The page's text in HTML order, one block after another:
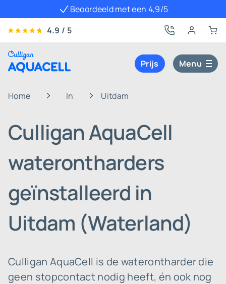
Beoordeeld met een 4,9/5
4.9 / 5
Prijs Menu
Home In Uitdam
Culligan AquaCell
waterontharders
geïnstalleerd in
Uitdam (Waterland)
Culligan AquaCell is de waterontharder die
geen stopcontact nodig heeft, én ook nog